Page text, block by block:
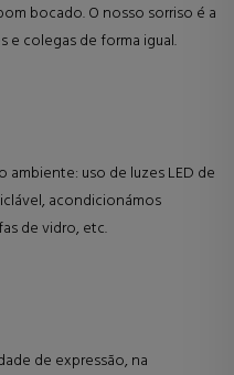
bocado. O nosso sorriso é a
e colegas de forma igual.
uso de luzes LED de
acondicionámos
de vidro, etc.
de expressão, na